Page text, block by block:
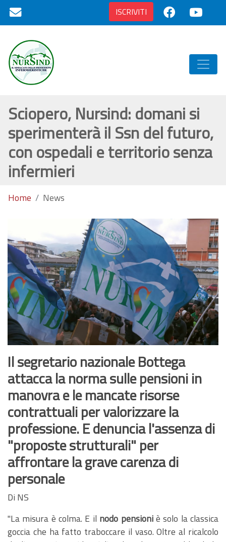
ISCRIVITI
Sciopero, Nursind: domani si
sperimenterà il Ssn del futuro,
con ospedali e territorio senza
infermieri
Home News
Il segretario nazionale Bottega
attacca la norma sulle pensioni in
manovra e le mancate risorse
contrattuali per valorizzare la
professione. E denuncia l'assenza di
"proposte strutturali" per
affrontare la grave carenza di
personale
Di NS
"La misura è colma. E il nodo pensioniè solo la classica
goccia che ha fatto traboccare il vaso. Oltre al ricalcolo